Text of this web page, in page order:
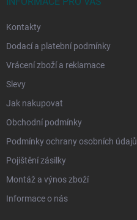
Kontakty
Dodací a platební podmínky
Vrácení zboží a reklamace
Slevy
Jak nakupovat
Obchodní podmínky
Podmínky ochrany osobních údajů
Pojištění zásilky
Montáž a výnos zboží
Informace o nás